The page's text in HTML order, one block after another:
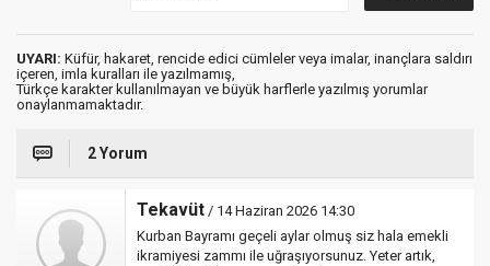
UYARI: Küfür, hakaret, rencide edici cümleler veya imalar, inançlara saldırı
içeren, imla kuralları ile yazılmamış,
Türkçe karakter kullanılmayan ve büyük harflerle yazılmış yorumlar
onaylanmamaktadır.
2 Yorum
Tekavüt / 14 Haziran 2026 14:30
Kurban Bayramı geçeli aylar olmuş siz hala emekli
ikramiyesi zammı ile uğraşıyorsunuz. Yeter artık,